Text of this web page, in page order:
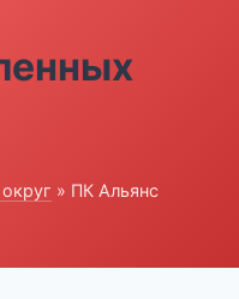
» ПК Альянс